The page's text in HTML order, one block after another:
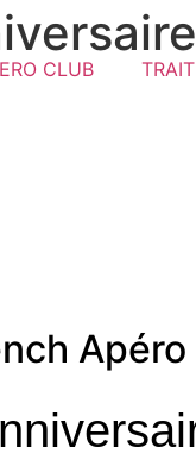
CLUB